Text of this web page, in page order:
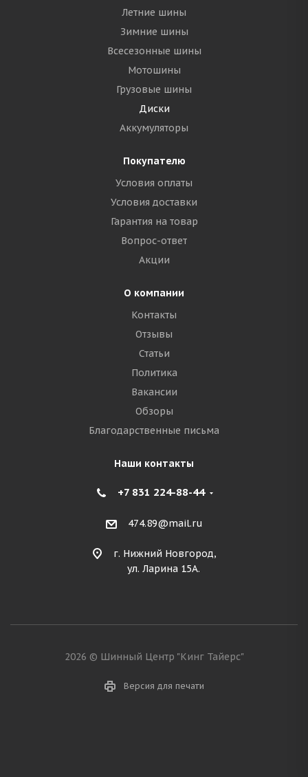
Летние шины
Зимние шины
Всесезонные шины
Мотошины
Грузовые шины
Диски
Аккумуляторы
Покупателю
Условия оплаты
Условия доставки
Гарантия на товар
Вопрос-ответ
Акции
О компании
Контакты
Отзывы
Статьи
Политика
Вакансии
Обзоры
Благодарственные письма
Наши контакты
+7 831 224-88-44
474.89@mail.ru
г. Нижний Новгород,
ул. Ларина 15А.
2026 © Шинный Центр "Кинг Тайерс"
Версия для печати